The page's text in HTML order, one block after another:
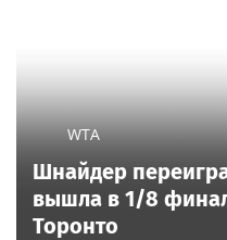
WTA
Шнайдер
вышла в 1/8
Торонто